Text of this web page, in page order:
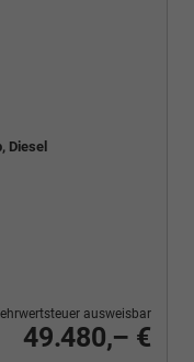
Diesel
49.480,– €
ausweisbar